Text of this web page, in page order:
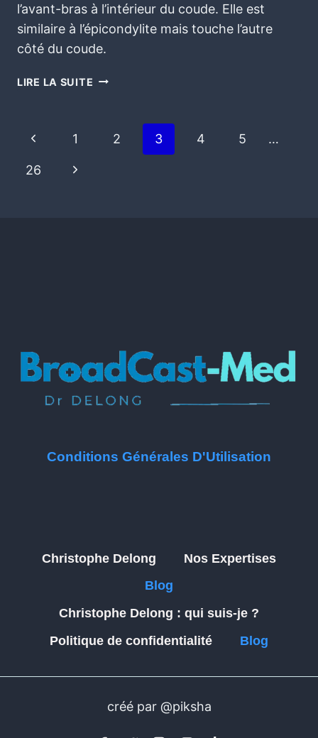
l’avant-bras à l’intérieur du coude. Elle est
similaire à l’épicondylite mais touche l’autre
côté du coude.
LIRE LA SUITE
1 2 3 4 5 …
26
Conditions Générales D'Utilisation
Christophe Delong
Nos Expertises
Blog
Christophe Delong : qui suis-je ?
Politique de confidentialité
Blog
créé par @piksha